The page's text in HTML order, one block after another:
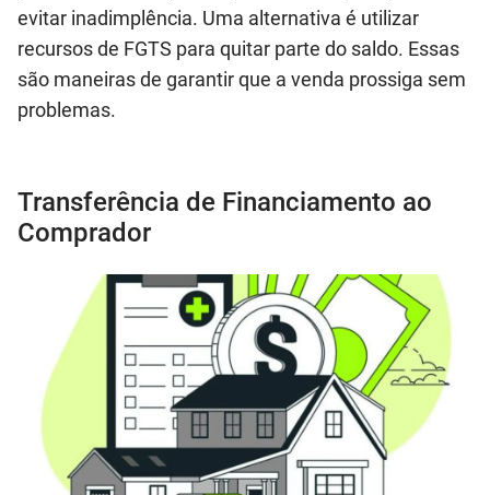
evitar inadimplência. Uma alternativa é utilizar
recursos de FGTS para quitar parte do saldo. Essas
são maneiras de garantir que a venda prossiga sem
problemas.
Transferência de Financiamento ao
Comprador